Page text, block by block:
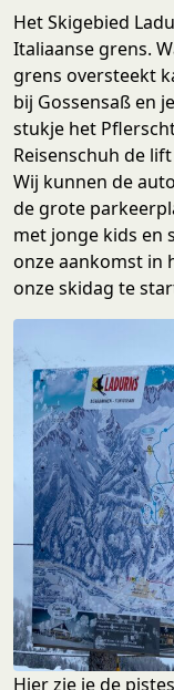
Het Skigebied
Italiaanse grens.
grens oversteekt
bij Gossensaß en
stukje het
Reisenschuh de
Wij kunnen de
de grote
met jonge kids en
onze aankomst in
onze skidag te
Hier zie je de